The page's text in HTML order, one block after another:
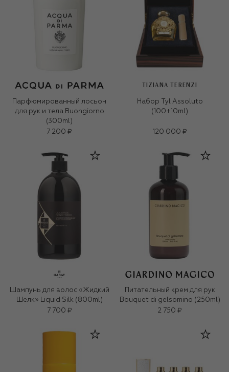
Парфюмированный лосьон
для рук и тела Buongiorno
(300ml)
7 200 ₽
TIZIANA TERENZI
Набор Tyl Assoluto
(100+10ml)
120 000 ₽
Шампунь для волос «Жидкий
Шелк» Liquid Silk (800ml)
7 700 ₽
Питательный крем для рук
Bouquet di gelsomino (250ml)
2 750 ₽